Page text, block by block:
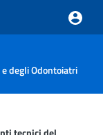
degli Odontoiatri